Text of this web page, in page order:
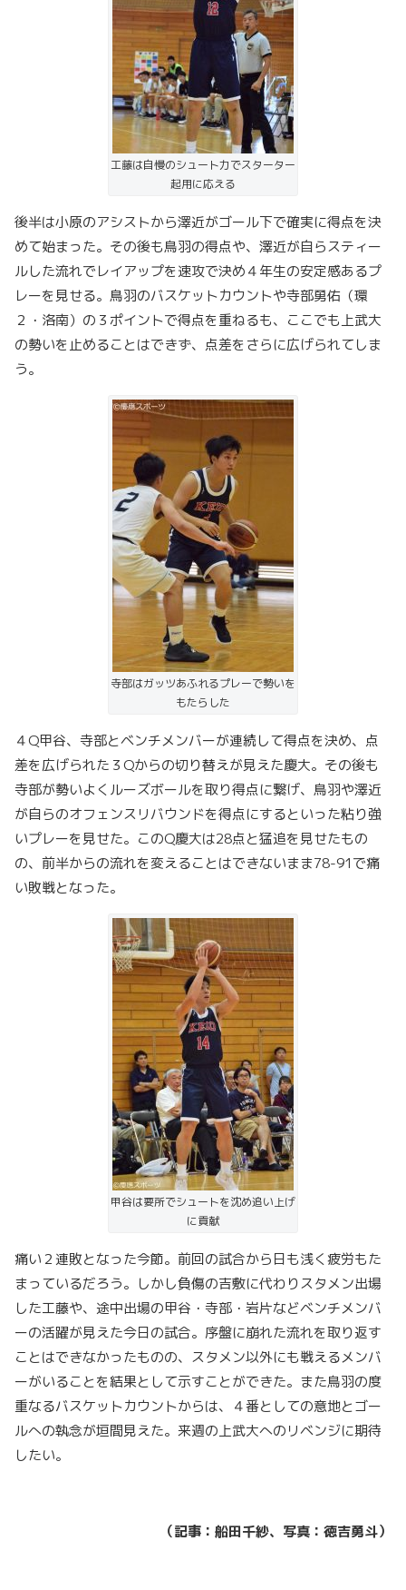
工藤は自慢のシュート力でスターター
起用に応える
後半は小原のアシストから澤近がゴール下で確実に得点を決
めて始まった。その後も鳥羽の得点や、澤近が自らスティー
ルした流れでレイアップを速攻で決め４年生の安定感あるプ
レーを見せる。鳥羽のバスケットカウントや寺部勇佑（環
２・洛南）の３ポイントで得点を重ねるも、ここでも上武大
の勢いを止めることはできず、点差をさらに広げられてしま
う。
寺部はガッツあふれるプレーで勢いを
もたらした
４Q甲谷、寺部とベンチメンバーが連続して得点を決め、点
差を広げられた３Qからの切り替えが見えた慶大。その後も
寺部が勢いよくルーズボールを取り得点に繋げ、鳥羽や澤近
が自らのオフェンスリバウンドを得点にするといった粘り強
いプレーを見せた。このQ慶大は28点と猛追を見せたもの
の、前半からの流れを変えることはできないまま78-91で痛
い敗戦となった。
甲谷は要所でシュートを沈め追い上げ
に貢献
痛い２連敗となった今節。前回の試合から日も浅く疲労もた
まっているだろう。しかし負傷の吉敷に代わりスタメン出場
した工藤や、途中出場の甲谷・寺部・岩片などベンチメンバ
ーの活躍が見えた今日の試合。序盤に崩れた流れを取り返す
ことはできなかったものの、スタメン以外にも戦えるメンバ
ーがいることを結果として示すことができた。また鳥羽の度
重なるバスケットカウントからは、４番としての意地とゴー
ルへの執念が垣間見えた。来週の上武大へのリベンジに期待
したい。
（記事：船田千紗、写真：徳吉勇斗）